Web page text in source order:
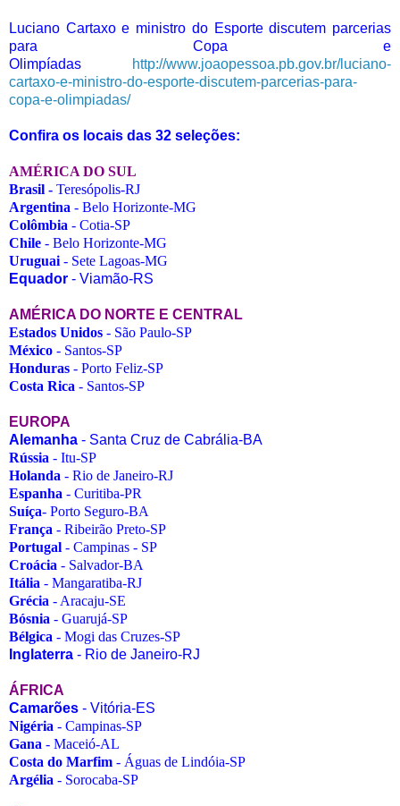
Luciano Cartaxo e ministro do Esporte discutem parcerias
para Copa e
Olimpíadas
http://www.joaopessoa.pb.gov.br/luciano-
cartaxo-e-ministro-do-esporte-discutem-parcerias-para-
copa-e-olimpiadas/
Confira os locais das 32 seleções:
AMÉRICA DO SUL
Brasil - Teresópolis-RJ
Argentina - Belo Horizonte-MG
Colômbia - Cotia-SP
Chile - Belo Horizonte-MG
Uruguai - Sete Lagoas-MG
Equador - Viamão-RS
AMÉRICA DO NORTE E CENTRAL
Estados Unidos - São Paulo-SP
México - Santos-SP
Honduras - Porto Feliz-SP
Costa Rica - Santos-SP
EUROPA
Alemanha - Santa Cruz de Cabrália-BA
Rússia - Itu-SP
Holanda - Rio de Janeiro-RJ
Espanha - Curitiba-PR
Suíça- Porto Seguro-BA
França - Ribeirão Preto-SP
Portugal - Campinas - SP
Croácia - Salvador-BA
Itália - Mangaratiba-RJ
Grécia - Aracaju-SE
Bósnia - Guarujá-SP
Bélgica - Mogi das Cruzes-SP
Inglaterra - Rio de Janeiro-RJ
ÁFRICA
Camarões - Vitória-ES
Nigéria - Campinas-SP
Gana - Maceió-AL
Costa do Marfim - Águas de Lindóia-SP
Argélia - Sorocaba-SP